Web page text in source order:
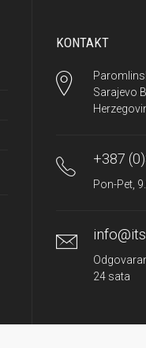
KONTAKT
Sarajevo
+387
Pon-Pet,
24 sata